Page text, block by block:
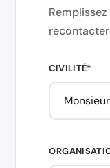
CIVILITÉ*